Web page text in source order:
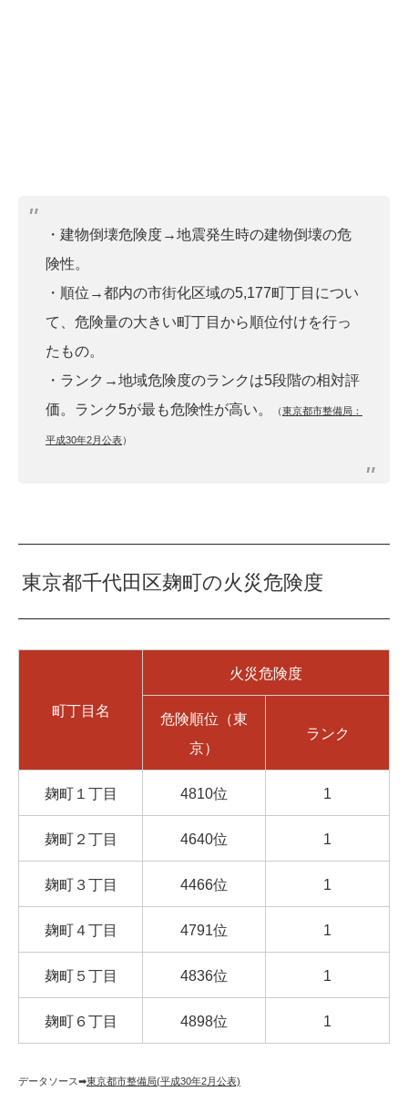
・建物倒壊危険度→地震発生時の建物倒壊の危
険性。
・順位→都内の市街化区域の5,177町丁目につい
て、危険量の大きい町丁目から順位付けを行っ
たもの。
・ランク→地域危険度のランクは5段階の相対評
価。ランク5が最も危険性が高い。
（東京都市整備局：
平成30年2月公表）
東京都千代田区麹町の火災危険度
町丁目名
火災危険度
危険順位（東
京）
ランク
麹町１丁目 4810位 1
麹町２丁目 4640位 1
麹町３丁目 4466位 1
麹町４丁目 4791位 1
麹町５丁目 4836位 1
麹町６丁目 4898位 1
データソース➡︎東京都市整備局(平成30年2月公表)